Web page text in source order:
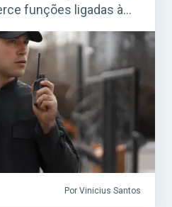
funções ligadas à
foco na prevenção e
de garantir a fluidez
agora o Curso
Por Vinicius Santos